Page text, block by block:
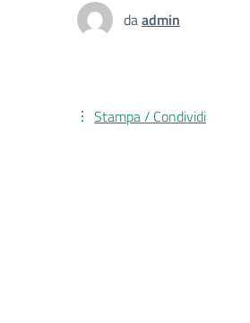
daadmin
Stampa / Condividi